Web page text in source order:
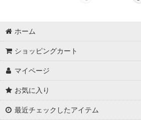
ホーム
ショッピングカート
マイページ
お気に入り
最近チェックしたアイテム